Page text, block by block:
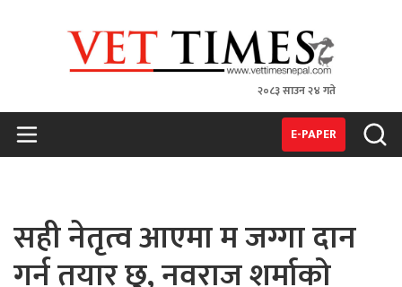
२०८३ साउन २४ गते
E-PAPER
सही नेतृत्व आएमा म जग्गा दान
गर्न तयार छु, नवराज शर्माको